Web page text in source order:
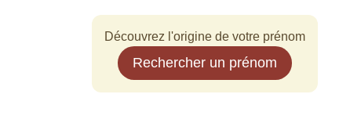
Découvrez l'origine de votre prénom
Rechercher un prénom